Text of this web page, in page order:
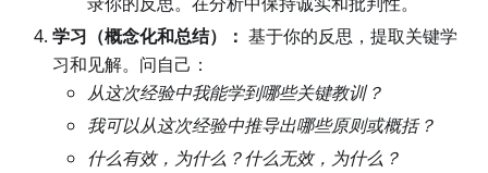
学习（概念化和总结）： 基于你的反思，提取关键学
习和见解。问自己：
从这次经验中我能学到哪些关键教训？
我可以从这次经验中推导出哪些原则或概括？
什么有效，为什么？什么无效，为什么？